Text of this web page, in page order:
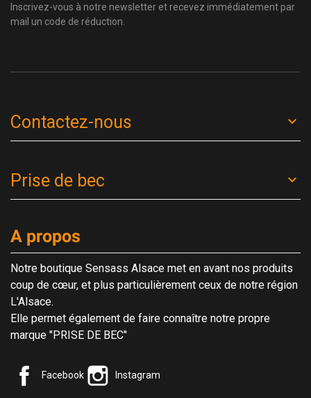
Inscrivez-vous à notre newsletter et recevez immédiatement par
mail un code de réduction.
Contactez-nous
Prise de bec
A propos
Notre boutique Sensass Alsace met en avant nos produits
coup de cœur, et plus particulièrement ceux de notre région
L'Alsace.
Elle permet également de faire connaître notre propre
marque "PRISE DE BEC"
Facebook Instagram